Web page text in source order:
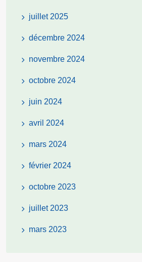
juillet 2025
décembre 2024
novembre 2024
octobre 2024
juin 2024
avril 2024
mars 2024
février 2024
octobre 2023
juillet 2023
mars 2023